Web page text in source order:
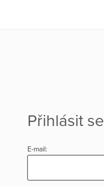
Přihlásit se
E-mail: